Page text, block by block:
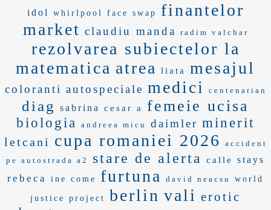
idol whirlpool face swap
finantelor
market claudiu manda radim valchar
rezolvarea subiectelor la
matematica atrea liata mesajul
coloranti autospeciale medici centenarian
diag sabrina cesar a femeie ucisa
biologia andreea micu daimler minerit
letcani cupa romaniei 2026
accident
pe autostrada a2
stare de alerta calle stays
rebeca ine come furtuna david neacsu world
justice project berlin vali erotic